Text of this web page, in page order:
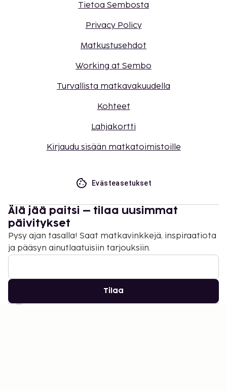
Tietoa Sembosta
Privacy Policy
Matkustusehdot
Working at Sembo
Turvallista matkavakuudella
Kohteet
Lahjakortti
Kirjaudu sisään matkatoimistoille
Evästeasetukset
Älä jää paitsi – tilaa uusimmat
päivitykset
Pysy ajan tasalla! Saat matkavinkkejä, inspiraatiota
ja pääsyn ainutlaatuisiin tarjouksiin.
Tilaa